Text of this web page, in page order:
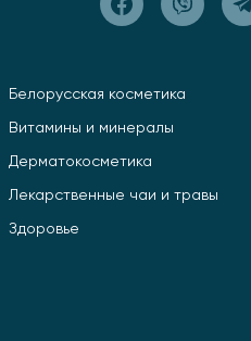
Белорусская косметика
Витамины и минералы
Дерматокосметика
Лекарственные чаи и травы
Здоровье